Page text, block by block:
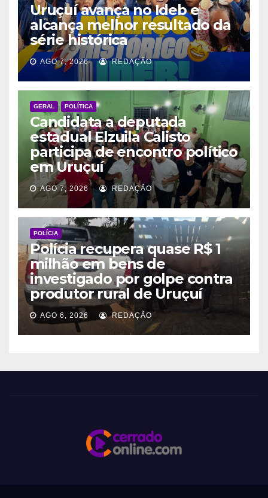
Uruçuí avança no Ideb e
alcança melhor resultado da
série histórica
AGO 7, 2026 REDAÇÃO
GERAL POLÍTICA
Candidata a deputada
estadual Elzuila Calisto
participa de encontro político
em Uruçuí
AGO 7, 2026 REDAÇÃO
POLÍCIA
Polícia recupera quase R$ 1
milhão em bens de
investigado por golpe contra
produtor rural de Uruçuí
AGO 6, 2026 REDAÇÃO